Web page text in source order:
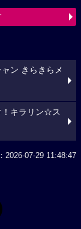
ン きらきらメ
！キラリン☆ス
2026-07-29 11:48:47